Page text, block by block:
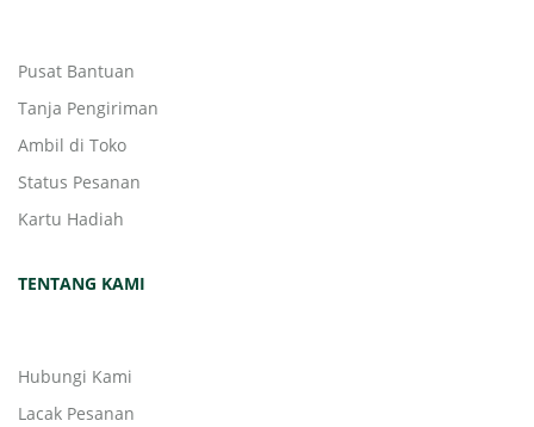
Pusat Bantuan
Tanja Pengiriman
Ambil di Toko
Status Pesanan
Kartu Hadiah
TENTANG KAMI
Hubungi Kami
Lacak Pesanan